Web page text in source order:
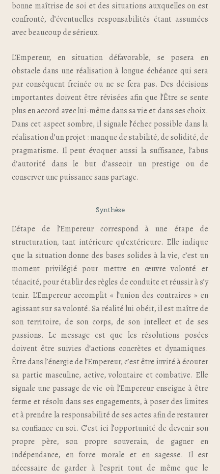
bonne maîtrise de soi et des situations auxquelles on est
confronté, d’éventuelles responsabilités étant assumées
avec beaucoup de sérieux.
L’Empereur, en situation défavorable, se posera en
obstacle dans une réalisation à longue échéance qui sera
par conséquent freinée ou ne se fera pas. Des décisions
importantes doivent être révisées afin que l’Être se sente
plus en accord avec lui-même dans sa vie et dans ses choix.
Dans cet aspect sombre, il signale l’échec possible dans la
réalisation d’un projet : manque de stabilité, de solidité, de
pragmatisme. Il peut évoquer aussi la suffisance, l’abus
d’autorité dans le but d’asseoir un prestige ou de
conserver une puissance sans partage.
Synthèse
L’étape de l’Empereur correspond à une étape de
structuration, tant intérieure qu’extérieure. Elle indique
que la situation donne des bases solides à la vie, c’est un
moment privilégié pour mettre en œuvre volonté et
ténacité, pour établir des règles de conduite et réussir à s’y
tenir. L’Empereur accomplit « l’union des contraires » en
agissant sur sa volonté. Sa réalité lui obéit, il est maître de
son territoire, de son corps, de son intellect et de ses
passions. Le message est que les résolutions posées
doivent être suivies d’actions concrètes et dynamiques.
Être dans l’énergie de l’Empereur, c’est être invité à écouter
sa partie masculine, active, volontaire et combative. Elle
signale une passage de vie où l’Empereur enseigne à être
ferme et résolu dans ses engagements, à poser des limites
et à prendre la responsabilité de ses actes afin de restaurer
sa confiance en soi. C’est ici l’opportunité de devenir son
propre père, son propre souverain, de gagner en
indépendance, en force morale et en sagesse. Il est
nécessaire de garder à l’esprit tout de même que le